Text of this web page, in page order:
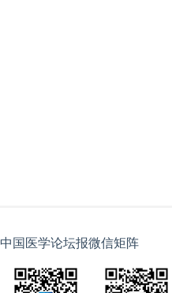
中国医学论坛报微信矩阵